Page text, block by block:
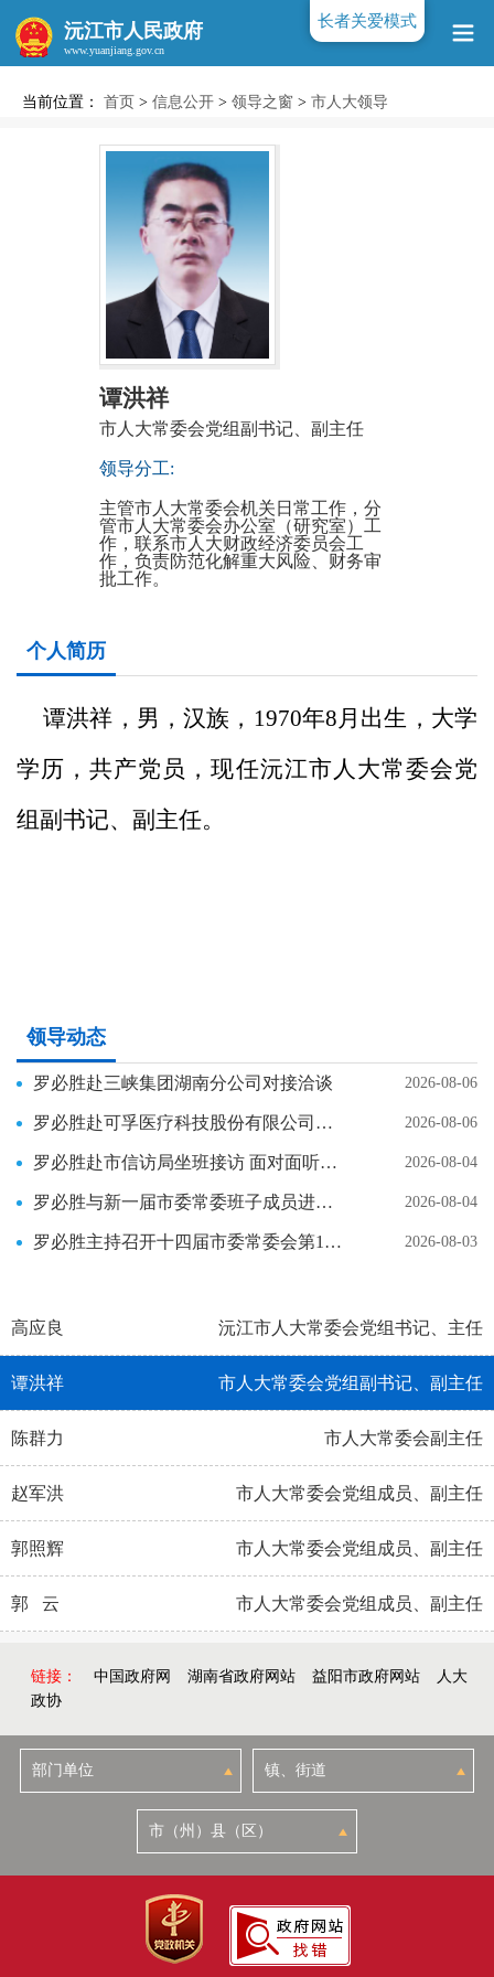
沅江市人民政府
www.yuanjiang.gov.cn
当前位置： 首页 > 信息公开 > 领导之窗 > 市人大领导
谭洪祥
市人大常委会党组副书记、副主任
领导分工:
主管市人大常委会机关日常工作，分
管市人大常委会办公室（研究室）工
作，联系市人大财政经济委员会工
作，负责防范化解重大风险、财务审
批工作。
个人简历
谭洪祥，男，汉族，1970年8月出生，大学
学历，共产党员，现任沅江市人大常委会党
组副书记、副主任。
领导动态
罗必胜赴三峡集团湖南分公司对接洽谈 2026-08-06
罗必胜赴可孚医疗科技股份有限公司拜访对接 2026-08-06
罗必胜赴市信访局坐班接访 面对面听民声 实打实解民忧 2026-08-04
罗必胜与新一届市委常委班子成员进行集体谈心谈话 2026-08-04
罗必胜主持召开十四届市委常委会第1次会议 2026-08-03
高应良 沅江市人大常委会党组书记、主任
谭洪祥 市人大常委会党组副书记、副主任
陈群力 市人大常委会副主任
赵军洪 市人大常委会党组成员、副主任
郭照辉 市人大常委会党组成员、副主任
郭 云 市人大常委会党组成员、副主任
链接： 中国政府网 湖南省政府网站 益阳市政府网站
人大
政协
长者关爱模式